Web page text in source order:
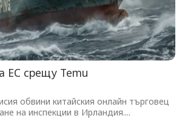
ЕС срещу Temu
обвини китайския онлайн търговец
на инспекции в Ирландия....